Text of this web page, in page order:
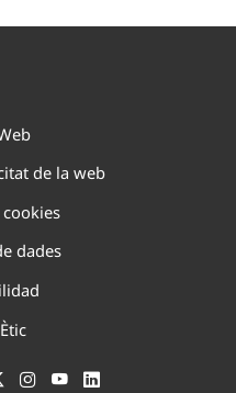
de la web
dades